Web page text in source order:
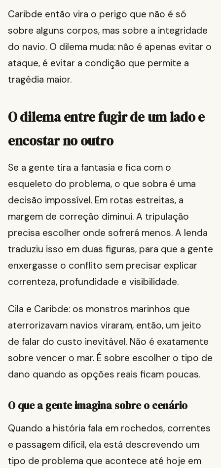
Caribde então vira o perigo que não é só
sobre alguns corpos, mas sobre a integridade
do navio. O dilema muda: não é apenas evitar o
ataque, é evitar a condição que permite a
tragédia maior.
O dilema entre fugir de um lado e
encostar no outro
Se a gente tira a fantasia e fica com o
esqueleto do problema, o que sobra é uma
decisão impossível. Em rotas estreitas, a
margem de correção diminui. A tripulação
precisa escolher onde sofrerá menos. A lenda
traduziu isso em duas figuras, para que a gente
enxergasse o conflito sem precisar explicar
correnteza, profundidade e visibilidade.
Cila e Caribde: os monstros marinhos que
aterrorizavam navios viraram, então, um jeito
de falar do custo inevitável. Não é exatamente
sobre vencer o mar. É sobre escolher o tipo de
dano quando as opções reais ficam poucas.
O que a gente imagina sobre o cenário
Quando a história fala em rochedos, correntes
e passagem difícil, ela está descrevendo um
tipo de problema que acontece até hoje em